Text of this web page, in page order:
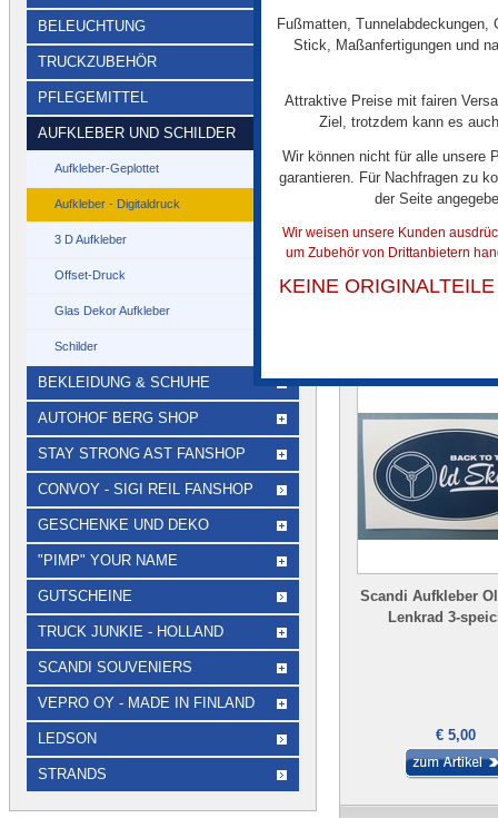
DTS Aufkleber
darunter roter
Scandi Aufkleber
Lenkrad 3-
€ 5,00
BELEUCHTUNG
TRUCKZUBEHÖR
PFLEGEMITTEL
AUFKLEBER UND SCHILDER
Aufkleber-Geplottet
Aufkleber - Digitaldruck
3 D Aufkleber
Offset-Druck
Glas Dekor Aufkleber
Schilder
BEKLEIDUNG & SCHUHE
AUTOHOF BERG SHOP
STAY STRONG AST FANSHOP
CONVOY - SIGI REIL FANSHOP
GESCHENKE UND DEKO
"PIMP" YOUR NAME
GUTSCHEINE
TRUCK JUNKIE - HOLLAND
SCANDI SOUVENIERS
VEPRO OY - MADE IN FINLAND
LEDSON
STRANDS
Fußmatten, Tunnelabdeckungen,
Stick, Maßanfertigungen und
Attraktive Preise mit fairen
Ziel, trotzdem kann es
Wir können nicht für alle unsere
garantieren. Für Nachfragen zu
der Seite
Wir weisen unsere Kunden
um Zubehör von Drittanbietern
KEINE